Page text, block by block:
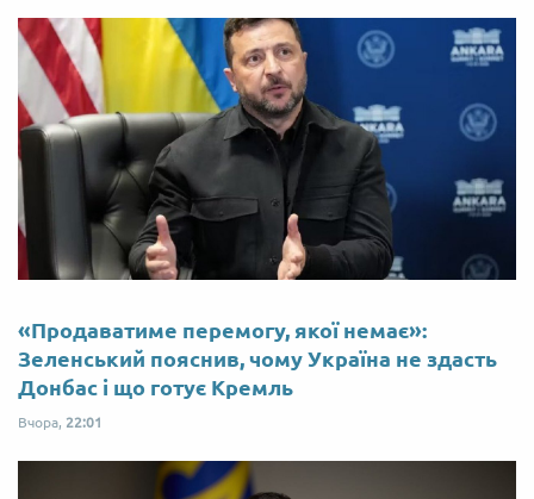
«Продаватиме перемогу, якої немає»:
Зеленський пояснив, чому Україна не здасть
Донбас і що готує Кремль
Вчора, 22:01